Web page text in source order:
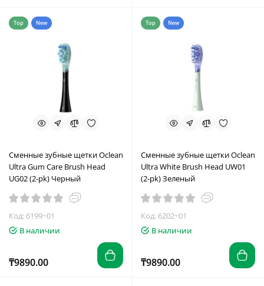
Top New
Сменные зубные щетки Oclean
Ultra Gum Care Brush Head
UG02 (2-pk) Черный
Код: 6199~01
В наличии
₸9890.00
Top New
Сменные зубные щетки Oclean
Ultra White Brush Head UW01
(2-pk) Зеленый
Код: 6202~01
В наличии
₸9890.00